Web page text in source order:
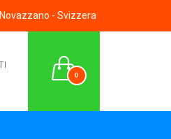
- Svizzera
0